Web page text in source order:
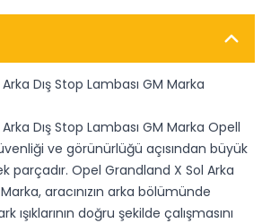
Dış Stop Lambası GM Marka
Dış Stop Lambası GM Marka Opell
ve görünürlüğü açısından büyük
parçadır. Opel Grandland X Sol Arka
aracınızın arka bölümünde
doğru şekilde çalışmasını